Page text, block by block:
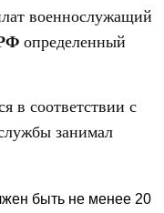
военнослужащий
определенный
в соответствии с
занимал
быть не менее 20